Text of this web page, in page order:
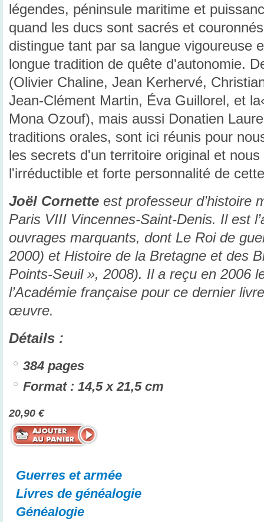
légendes, péninsule maritime et
quand les ducs sont sacrés et
distingue tant par sa langue vigoureuse
longue tradition de quête d'autonomie.
(Olivier Chaline, Jean Kerhervé,
Jean-Clément Martin, Éva Guillorel, et
Mona Ozouf), mais aussi Donatien
traditions orales, sont ici réunis pour
les secrets d'un territoire original et
l'irréductible et forte personnalité de
Joël Cornette est professeur d’histoire
Paris VIII Vincennes-Saint-Denis. Il est
ouvrages marquants, dont Le Roi de
2000) et Histoire de la Bretagne et des
Points-Seuil », 2008). Il a reçu en 2006
l’Académie française pour ce dernier
œuvre.
Détails :
384 pages
Format : 14,5 x 21,5 cm
20,90 €
Guerres et armée
Livres de généalogie
Généalogie